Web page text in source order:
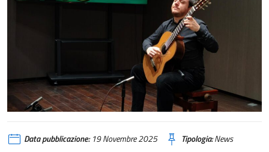
Data pubblicazione:19 Novembre 2025 Tipologia:News